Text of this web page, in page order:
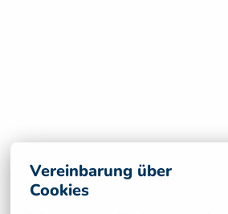
Vereinbarung über
Cookies